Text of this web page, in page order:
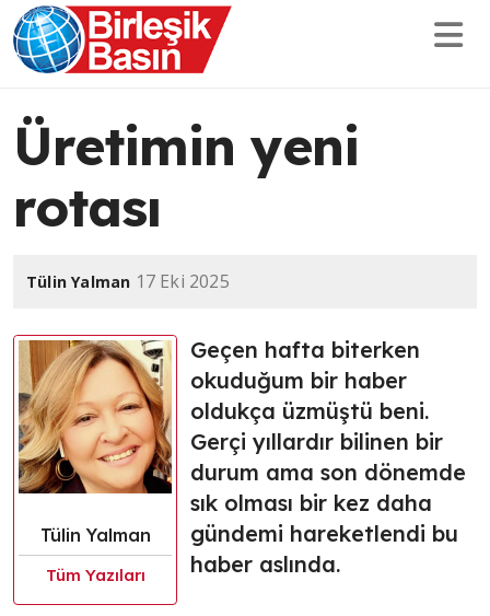
Üretimin yeni
rotası
Tülin Yalman 17 Eki 2025
Tülin Yalman
Tüm Yazıları
Geçen hafta biterken
okuduğum bir haber
oldukça üzmüştü beni.
Gerçi yıllardır bilinen bir
durum ama son dönemde
sık olması bir kez daha
gündemi hareketlendi bu
haber aslında.